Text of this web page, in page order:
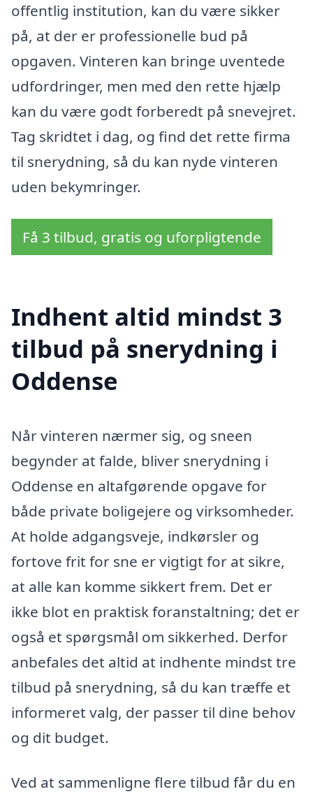
offentlig institution, kan du være sikker
på, at der er professionelle bud på
opgaven. Vinteren kan bringe uventede
udfordringer, men med den rette hjælp
kan du være godt forberedt på snevejret.
Tag skridtet i dag, og find det rette firma
til snerydning, så du kan nyde vinteren
uden bekymringer.
Få 3 tilbud, gratis og uforpligtende
Indhent altid mindst 3
tilbud på snerydning i
Oddense
Når vinteren nærmer sig, og sneen
begynder at falde, bliver snerydning i
Oddense en altafgørende opgave for
både private boligejere og virksomheder.
At holde adgangsveje, indkørsler og
fortove frit for sne er vigtigt for at sikre,
at alle kan komme sikkert frem. Det er
ikke blot en praktisk foranstaltning; det er
også et spørgsmål om sikkerhed. Derfor
anbefales det altid at indhente mindst tre
tilbud på snerydning, så du kan træffe et
informeret valg, der passer til dine behov
og dit budget.
Ved at sammenligne flere tilbud får du en